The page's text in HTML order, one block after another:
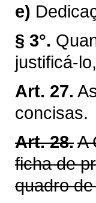
e)
§ 3°.
justificá-
Art. 27.
concisas.
Art. 28.A
ficha de
quadro